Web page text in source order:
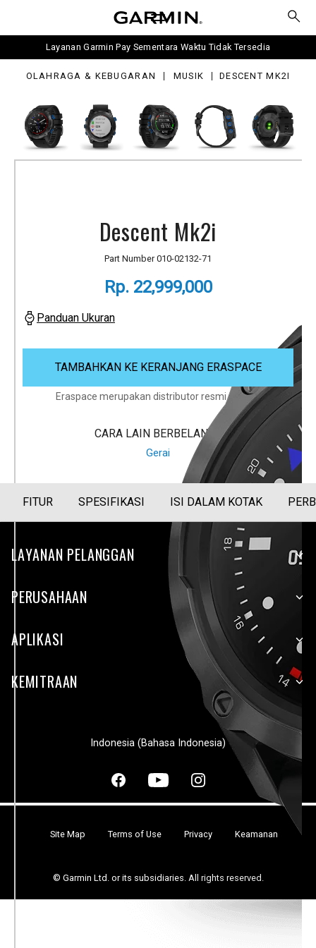
Layanan Garmin Pay Sementara Waktu Tidak Tersedia
OLAHRAGA & KEBUGARAN MUSIK DESCENT MK2I
Descent Mk2i
Part Number010-02132-71
Rp. 22,999,000
Panduan Ukuran
TAMBAHKAN KE KERANJANG ERASPACE
Eraspace merupakan distributor resmi Garmin
CARA LAIN BERBELANJA
Gerai
FITUR SPESIFIKASI ISI DALAM KOTAK
LAYANAN PELANGGAN
PERUSAHAAN
APLIKASI
KEMITRAAN
Indonesia (Bahasa Indonesia)
© Garmin Ltd. or its subsidiaries. All rights reserved.
Site Map Terms of Use Privacy Keamanan